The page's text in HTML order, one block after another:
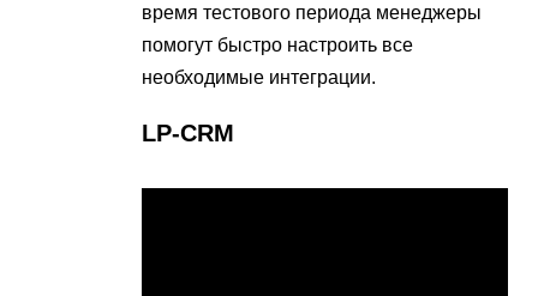
время тестового периода менеджеры
помогут быстро настроить все
необходимые интеграции.
LP-CRM